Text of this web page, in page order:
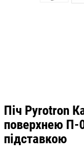
Піч Pyrotron
поверхнею П-
підставкою